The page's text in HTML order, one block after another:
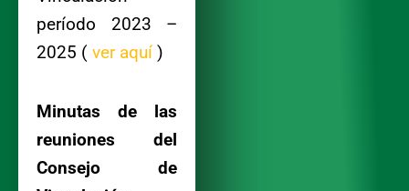
período 2023 –
2025 ( ver aquí )
Minutas de las
reuniones del
Consejo de